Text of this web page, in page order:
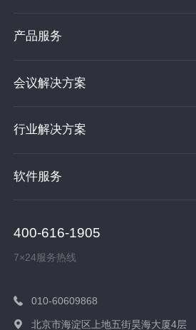
产品服务
会议解决方案
行业解决方案
软件服务
400-616-1905
7×24服务热线
010-60609868
北京市海淀区上地五街昊海大厦4层